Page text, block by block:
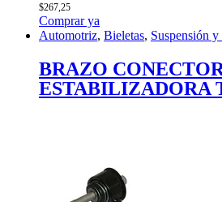
$267,25
Comprar ya
Automotriz, Bieletas, Suspensión
BRAZO
ESTABILIZADORA